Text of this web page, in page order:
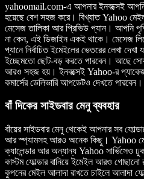
yahoomail.com-এ আপনার ইনবক্সেই
হয়েছে বেশ সহজ করে। বিখ্যাত Yahoo
মেসেজ তালিকা আর প্রিভিউ প্যান। আপনি
না কেন, এই ডিজাইন একই থাকে। মেসেজ
প্যানে নির্বাচিত ইমেইলের ভেতরের লেখা
ইচ্ছেমতো ছোট-বড় করতে পারবেন। আছে
আরও সহজ হয়। ইনবক্সেই Yahoo-র প্যাকেজ
কমার্সের ডেলিভারি আপডেটও দেখতে পারবেন।
বাঁ দিকের সাইডবার মেনু ব্যবহার
বাঁয়ের সাইডবার মেনু থেকেই আপনার সব
আর স্প্যামসহ আরও অনেক কিছু। Yahoo
ক্যালেন্ডার আর অন্যান্য Yahoo সার্ভিসেও
কাস্টম ফোল্ডার বানিয়ে ইমেইল আরও
কুপনের মেইল আলাদা রাখতে চাইলে আলাদা